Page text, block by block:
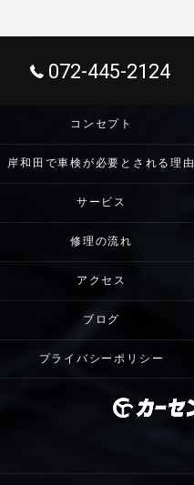
072-445-2124
コンセプト
岸和田で車検が必要とされる理由
サービス
修理の流れ
アクセス
ブログ
プライバシーポリシー